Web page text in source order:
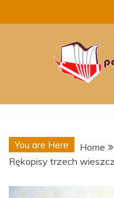
to
You are Here Home
Rękopisy trzech